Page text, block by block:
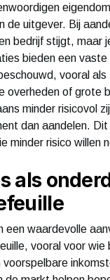
de uitgever. Bij
bedrijf stijgt, maar
bieden een
vooral
overheden of grote
minder risicovol
dan aandelen.
minder risico willen
als
een waardevolle
vooral voor wie